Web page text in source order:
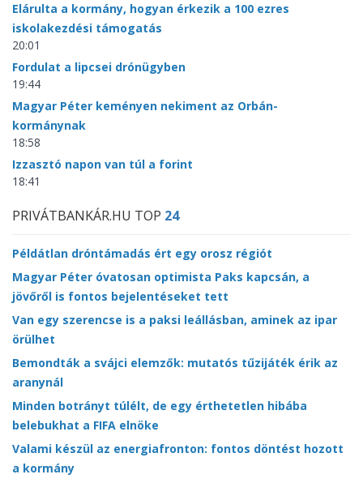
Elárulta a kormány, hogyan érkezik a 100 ezres
iskolakezdési támogatás
20:01
Fordulat a lipcsei drónügyben
19:44
Magyar Péter keményen nekiment az Orbán-
kormánynak
18:58
Izzasztó napon van túl a forint
18:41
PRIVÁTBANKÁR.HU TOP 24
Példátlan dróntámadás ért egy orosz régiót
Magyar Péter óvatosan optimista Paks kapcsán, a
jövőről is fontos bejelentéseket tett
Van egy szerencse is a paksi leállásban, aminek az ipar
örülhet
Bemondták a svájci elemzők: mutatós tűzijáték érik az
aranynál
Minden botrányt túlélt, de egy érthetetlen hibába
belebukhat a FIFA elnöke
Valami készül az energiafronton: fontos döntést hozott
a kormány